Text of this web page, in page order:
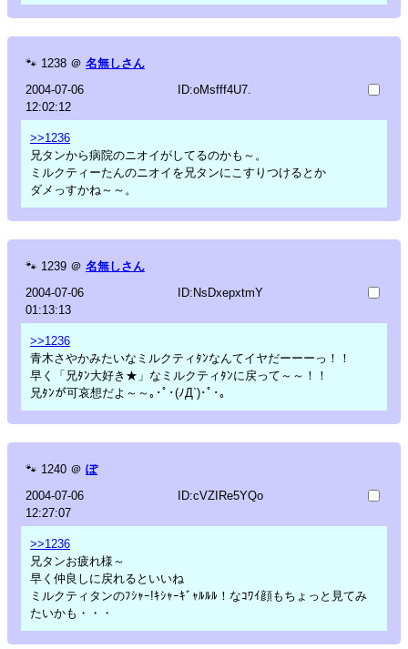
🐾 1238 ＠ 名無しさん
2004-07-06
12:02:12
ID:oMsfff4U7.
>>1236
兄タンから病院のニオイがしてるのかも～。
ミルクティーたんのニオイを兄タンにこすりつけるとか
ダメっすかね～～。
🐾 1239 ＠ 名無しさん
2004-07-06
01:13:13
ID:NsDxepxtmY
>>1236
青木さやかみたいなミルクティﾀﾝなんてイヤだーーーっ！！
早く「兄ﾀﾝ大好き★」なミルクティﾀﾝに戻って～～！！
兄ﾀﾝが可哀想だよ～～｡･ﾟ･(ﾉД`)･ﾟ･｡
🐾 1240 ＠ ぽ
2004-07-06
12:27:07
ID:cVZIRe5YQo
>>1236
兄タンお疲れ様～
早く仲良しに戻れるといいね
ミルクティタンのﾌｼｬｰ!ｷｼｬｰｷﾞｬﾙﾙﾙ！なｺﾜｲ顔もちょっと見てみ
たいかも・・・